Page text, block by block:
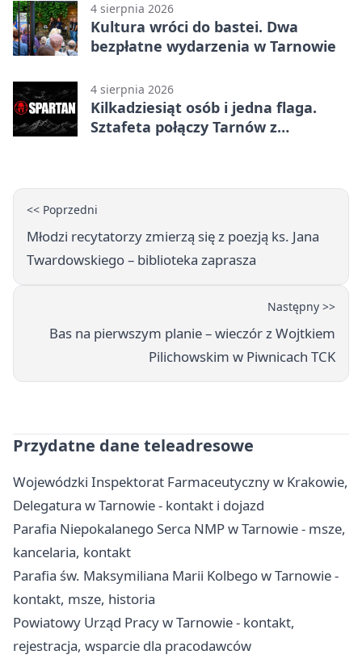
4 sierpnia 2026
Kultura wróci do bastei. Dwa
bezpłatne wydarzenia w Tarnowie
4 sierpnia 2026
Kilkadziesiąt osób i jedna flaga.
Sztafeta połączy Tarnów z
<< Poprzedni
Młodzi recytatorzy zmierzą się z poezją ks. Jana
Twardowskiego – biblioteka zaprasza
Następny >>
Bas na pierwszym planie – wieczór z Wojtkiem
Pilichowskim w Piwnicach TCK
Przydatne dane teleadresowe
Wojewódzki Inspektorat Farmaceutyczny w Krakowie,
Delegatura w Tarnowie - kontakt i dojazd
Parafia Niepokalanego Serca NMP w Tarnowie - msze,
kancelaria, kontakt
Parafia św. Maksymiliana Marii Kolbego w Tarnowie -
kontakt, msze, historia
Powiatowy Urząd Pracy w Tarnowie - kontakt,
rejestracja, wsparcie dla pracodawców